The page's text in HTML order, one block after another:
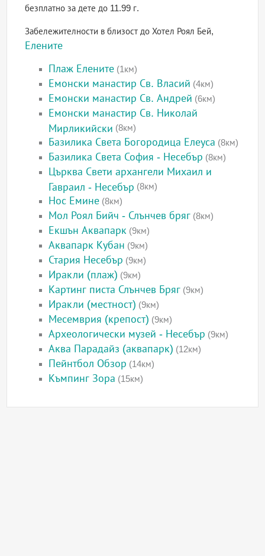
безплатно за дете до 11.99 г.
Забележителности в близост до Хотел Роял Бей,
Елените
Плаж Елените (1км)
Емонски манастир Св. Власий (4км)
Емонски манастир Св. Андрей (6км)
Емонски манастир Св. Николай
Мирликийски (8км)
Базилика Света Богородица Елеуса (8км)
Базилика Света София - Несебър (8км)
Църква Свети архангели Михаил и
Гавраил - Несебър (8км)
Нос Емине (8км)
Мол Роял Бийч - Слънчев бряг (8км)
Екшън Аквапарк (9км)
Аквапарк Кубан (9км)
Стария Несебър (9км)
Иракли (плаж) (9км)
Картинг писта Слънчев Бряг (9км)
Иракли (местност) (9км)
Месемврия (крепост) (9км)
Археологически музей - Несебър (9км)
Аква Парадайз (аквапарк) (12км)
Пейнтбол Обзор (14км)
Къмпинг Зора (15км)